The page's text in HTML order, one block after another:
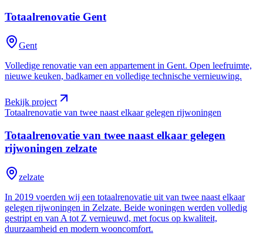
Totaalrenovatie Gent
Gent
Volledige renovatie van een appartement in Gent. Open leefruimte,
nieuwe keuken, badkamer en volledige technische vernieuwing.
Bekijk project
Totaalrenovatie van twee naast elkaar gelegen rijwoningen
Totaalrenovatie van twee naast elkaar gelegen
rijwoningen zelzate
zelzate
In 2019 voerden wij een totaalrenovatie uit van twee naast elkaar
gelegen rijwoningen in Zelzate. Beide woningen werden volledig
gestript en van A tot Z vernieuwd, met focus op kwaliteit,
duurzaamheid en modern wooncomfort.